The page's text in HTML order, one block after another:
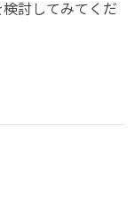
討してみてくだ